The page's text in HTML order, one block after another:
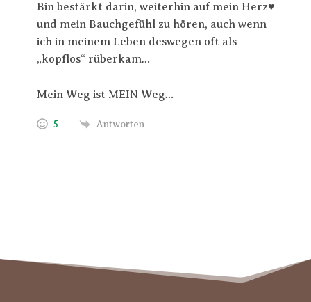
Bin bestärkt darin, weiterhin auf mein Herz♥️
und mein Bauchgefühl zu hören, auch wenn
ich in meinem Leben deswegen oft als
„kopflos“ rüberkam…
Mein Weg ist MEIN Weg…
5 Antworten